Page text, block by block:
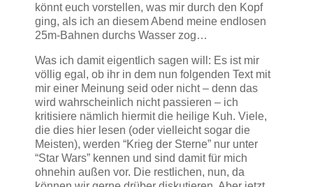
könnt euch vorstellen, was mir durch den Kopf
ging, als ich an diesem Abend meine endlosen
25m-Bahnen durchs Wasser zog…
Was ich damit eigentlich sagen will: Es ist mir
völlig egal, ob ihr in dem nun folgenden Text mit
mir einer Meinung seid oder nicht – denn das
wird wahrscheinlich nicht passieren – ich
kritisiere nämlich hiermit die heilige Kuh. Viele,
die dies hier lesen (oder vielleicht sogar die
Meisten), werden “Krieg der Sterne” nur unter
“Star Wars” kennen und sind damit für mich
ohnehin außen vor. Die restlichen, nun, da